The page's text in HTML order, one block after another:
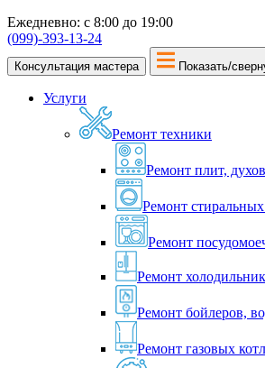
Ежедневно: с 8:00 до 19:00
(099)-393-13-24
Консультация мастера Показать/
Услуги
Ремонт техники
Ремонт плит,
Ремонт
Ремонт
Ремонт
Ремонт бойлеров,
Ремонт газовых